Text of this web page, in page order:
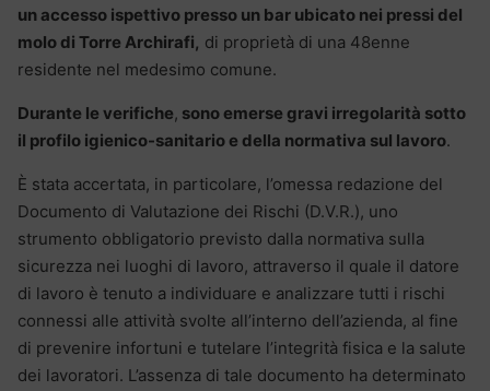
un accesso ispettivo presso un bar ubicato nei pressi del
molo di Torre Archirafi, di proprietà di una 48enne
residente nel medesimo comune.
Durante le verifiche, sono emerse gravi irregolarità sotto
il profilo igienico-sanitario e della normativa sul lavoro.
È stata accertata, in particolare, l’omessa redazione del
Documento di Valutazione dei Rischi (D.V.R.), uno
strumento obbligatorio previsto dalla normativa sulla
sicurezza nei luoghi di lavoro, attraverso il quale il datore
di lavoro è tenuto a individuare e analizzare tutti i rischi
connessi alle attività svolte all’interno dell’azienda, al fine
di prevenire infortuni e tutelare l’integrità fisica e la salute
dei lavoratori. L’assenza di tale documento ha determinato